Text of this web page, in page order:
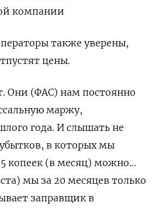
компании
также уверены,
цены.
Они (ФАС) нам постоянно
маржу,
года. И слышать не
в которых мы
копеек (в месяц) можно...
мы за 20 месяцев только
заправщик в